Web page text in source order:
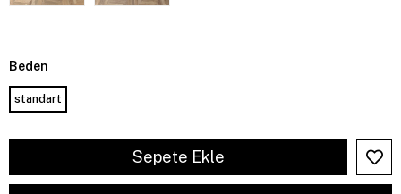
Beden
standart